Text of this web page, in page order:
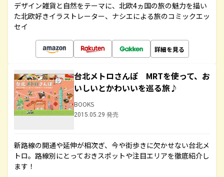
デザイン雑貨と自然をテーマに、北欧4ヵ国の旅の魅力を描い
た北欧好きイラストレーター、ナシエによる旅のコミックエッ
セイ
詳細を見る
台北メトロさんぽ MRTを使って、お
いしいとかわいいを巡る旅♪
BOOKS
2015.05.29 発売
新路線の開通や延伸が相次ぎ、今や街歩きに欠かせない台北メ
トロ。路線別にとっておきスポットや注目エリアを徹底紹介し
ます！